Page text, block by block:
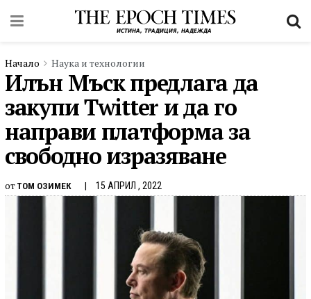
Начало Наука и технологии
Илън Мъск предлага да
закупи Twitter и да го
направи платформа за
свободно изразяване
от ТОМ ОЗИМЕК 15 АПРИЛ , 2022